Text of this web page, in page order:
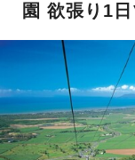
園 欲張り1